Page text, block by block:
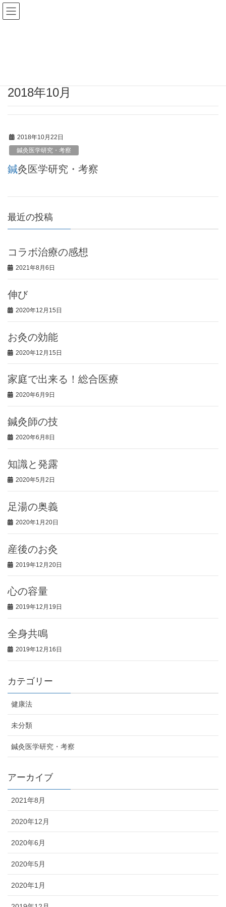
2018年10月
2018年10月22日
鍼灸医学研究・考察
鍼灸医学研究・考察
最近の投稿
コラボ治療の感想
2021年8月6日
伸び
2020年12月15日
お灸の効能
2020年12月15日
家庭で出来る！総合医療
2020年6月9日
鍼灸師の技
2020年6月8日
知識と発露
2020年5月2日
足湯の奥義
2020年1月20日
産後のお灸
2019年12月20日
心の容量
2019年12月19日
全身共鳴
2019年12月16日
カテゴリー
健康法
未分類
鍼灸医学研究・考察
アーカイブ
2021年8月
2020年12月
2020年6月
2020年5月
2020年1月